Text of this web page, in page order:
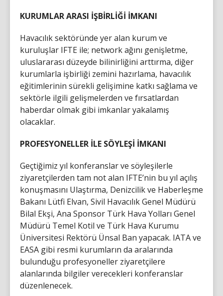
KURUMLAR ARASI İŞBİRLİĞİ İMKANI
Havacılık sektöründe yer alan kurum ve
kuruluşlar IFTE ile; network ağını genişletme,
uluslararası düzeyde bilinirliğini arttırma, diğer
kurumlarla işbirliği zemini hazırlama, havacılık
eğitimlerinin sürekli gelişimine katkı sağlama ve
sektörle ilgili gelişmelerden ve fırsatlardan
haberdar olmak gibi imkanlar yakalamış
olacaklar.
PROFESYONELLER İLE SÖYLEŞİ İMKANI
Geçtiğimiz yıl konferanslar ve söyleşilerle
ziyaretçilerden tam not alan IFTE’nin bu yıl açılış
konuşmasını Ulaştırma, Denizcilik ve Haberleşme
Bakanı Lütfi Elvan, Sivil Havacılık Genel Müdürü
Bilal Ekşi, Ana Sponsor Türk Hava Yolları Genel
Müdürü Temel Kotil ve Türk Hava Kurumu
Üniversitesi Rektörü Ünsal Ban yapacak. IATA ve
EASA gibi resmi kurumların da aralarında
bulunduğu profesyoneller ziyaretçilere
alanlarında bilgiler verecekleri konferanslar
düzenlenecek.